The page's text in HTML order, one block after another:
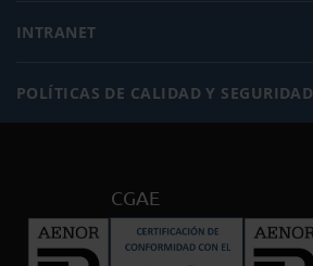
INTRANET
POLÍTICAS DE CALIDAD Y SEGURIDAD
CGAE